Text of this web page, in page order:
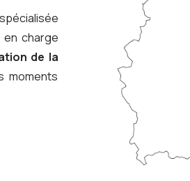
en charge
de la
moments